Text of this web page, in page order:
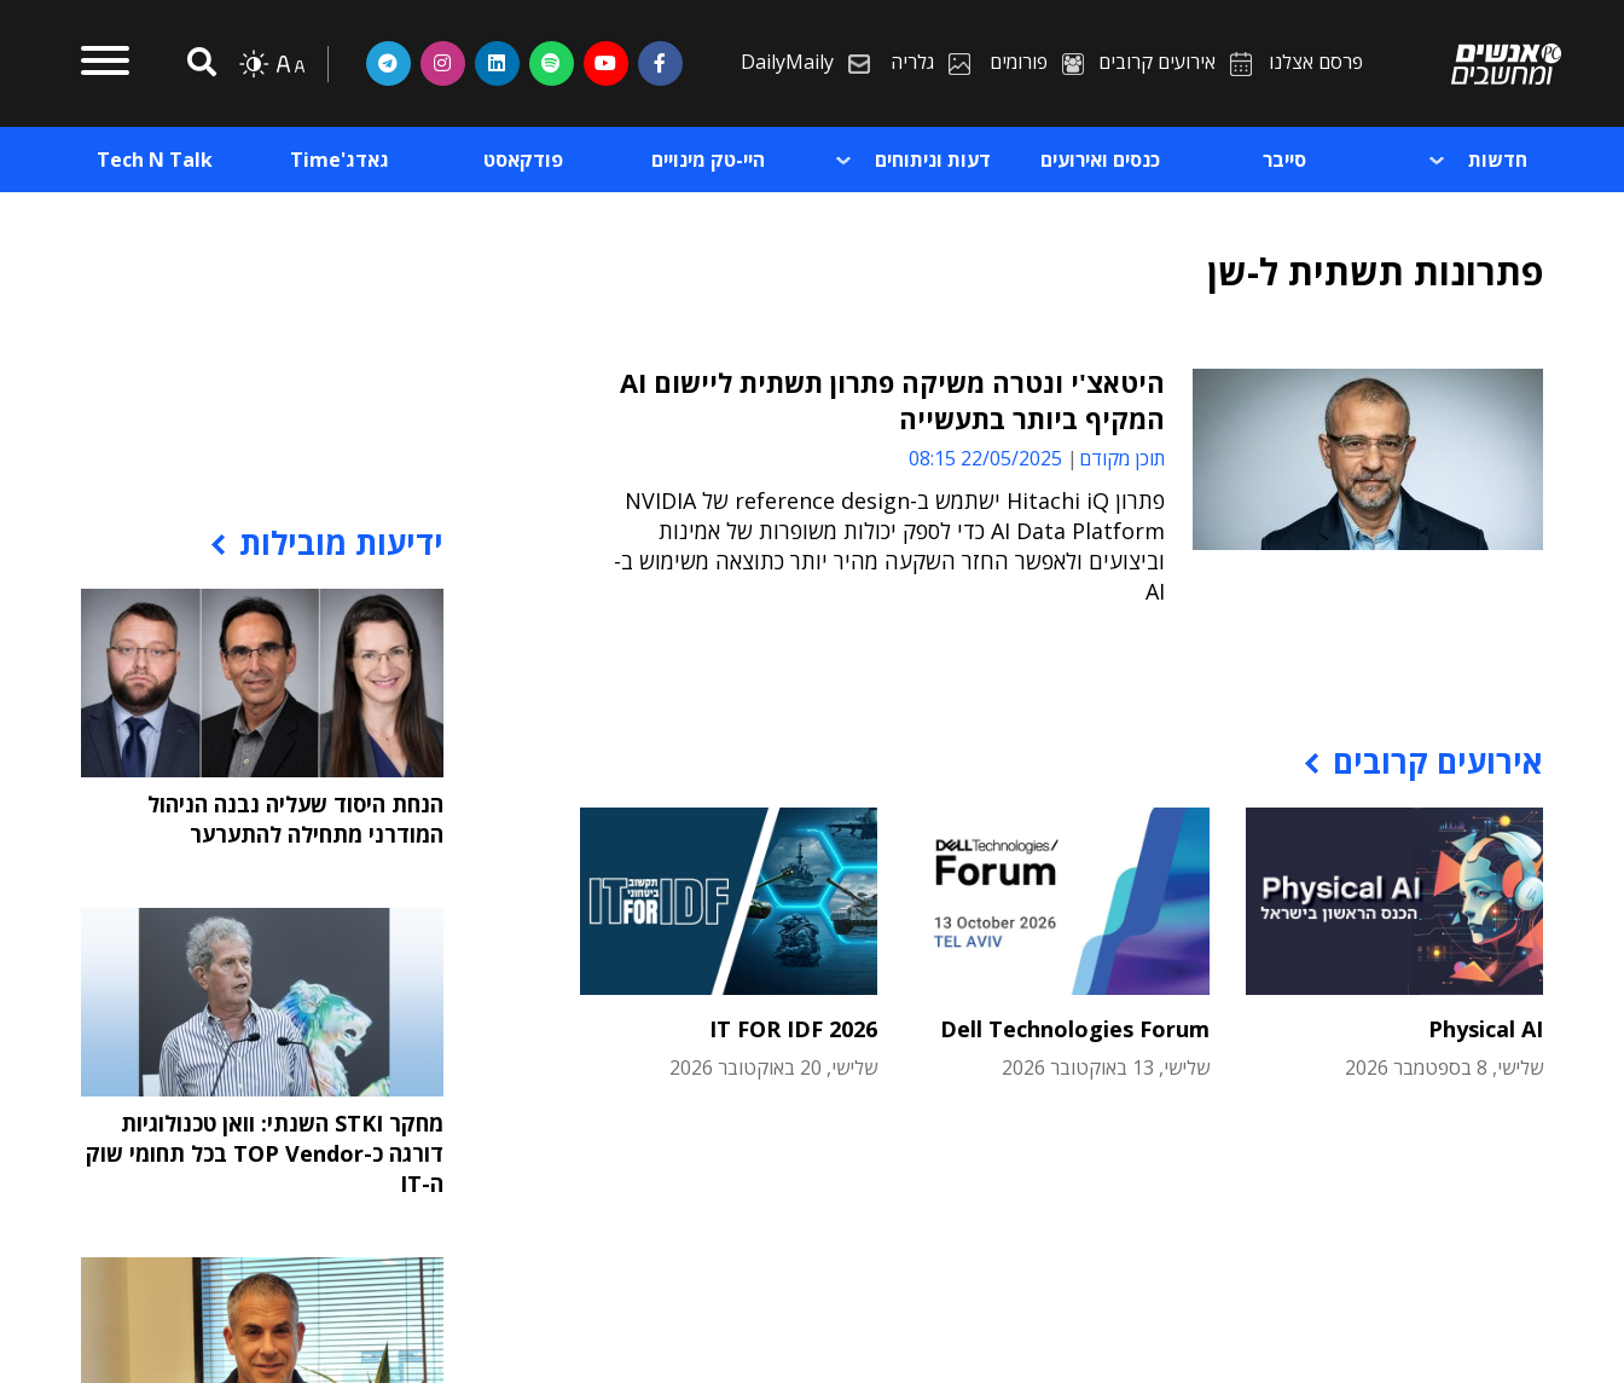
פרסם אצלנו אירועים קרובים פורומים גלריה DailyMaily
חדשות סייבר כנסים ואירועים דעות וניתוחים היי-טק מינויים פודקאסט גאדג'Time Tech N Talk
פתרונות תשתית ל-שן
היטאצ'י ונטרה משיקה פתרון תשתית ליישום AI
המקיף ביותר בתעשייה
תוכן מקודם 22/05/2025 08:15
פתרון Hitachi iQ ישתמש ב-reference design של NVIDIA
AI Data Platform כדי לספק יכולות משופרות של אמינות
וביצועים ולאפשר החזר השקעה מהיר יותר כתוצאה משימוש ב-
AI
אירועים קרובים
Physical AI
שלישי, 8 בספטמבר 2026
Dell Technologies Forum
שלישי, 13 באוקטובר 2026
IT FOR IDF 2026
שלישי, 20 באוקטובר 2026
ידיעות מובילות
הנחת היסוד שעליה נבנה הניהול
המודרני מתחילה להתערער
מחקר STKI השנתי: וואן טכנולוגיות
דורגה כ-TOP Vendor בכל תחומי שוק
ה-IT